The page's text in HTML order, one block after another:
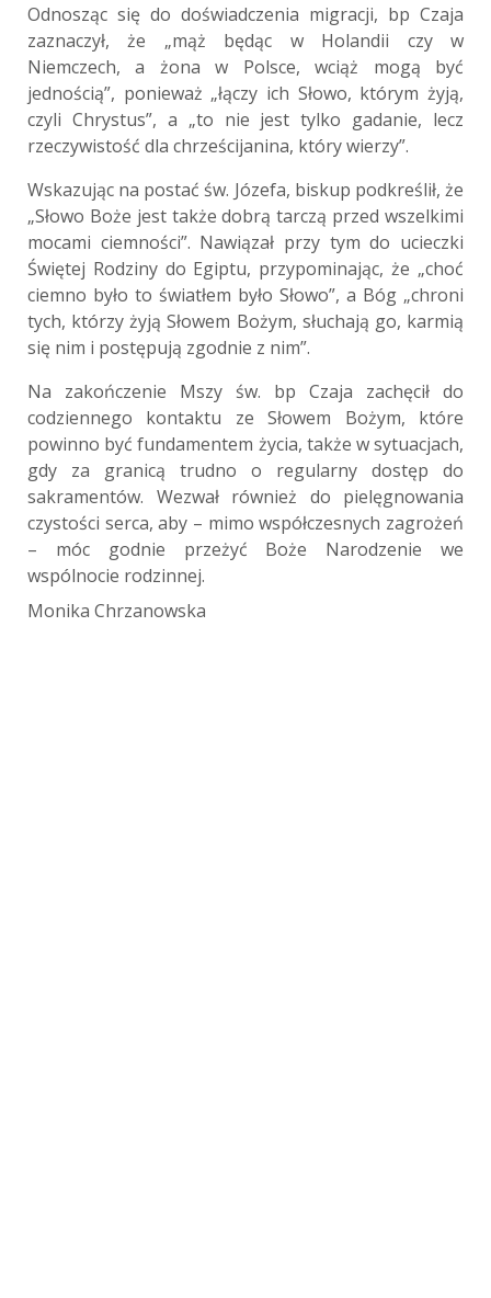
Odnosząc się do doświadczenia migracji, bp Czaja
zaznaczył, że „mąż będąc w Holandii czy w
Niemczech, a żona w Polsce, wciąż mogą być
jednością”, ponieważ „łączy ich Słowo, którym żyją,
czyli Chrystus”, a „to nie jest tylko gadanie, lecz
rzeczywistość dla chrześcijanina, który wierzy”.
Wskazując na postać św. Józefa, biskup podkreślił, że
„Słowo Boże jest także dobrą tarczą przed wszelkimi
mocami ciemności”. Nawiązał przy tym do ucieczki
Świętej Rodziny do Egiptu, przypominając, że „choć
ciemno było to światłem było Słowo”, a Bóg „chroni
tych, którzy żyją Słowem Bożym, słuchają go, karmią
się nim i postępują zgodnie z nim”.
Na zakończenie Mszy św. bp Czaja zachęcił do
codziennego kontaktu ze Słowem Bożym, które
powinno być fundamentem życia, także w sytuacjach,
gdy za granicą trudno o regularny dostęp do
sakramentów. Wezwał również do pielęgnowania
czystości serca, aby – mimo współczesnych zagrożeń
– móc godnie przeżyć Boże Narodzenie we
wspólnocie rodzinnej.
Monika Chrzanowska